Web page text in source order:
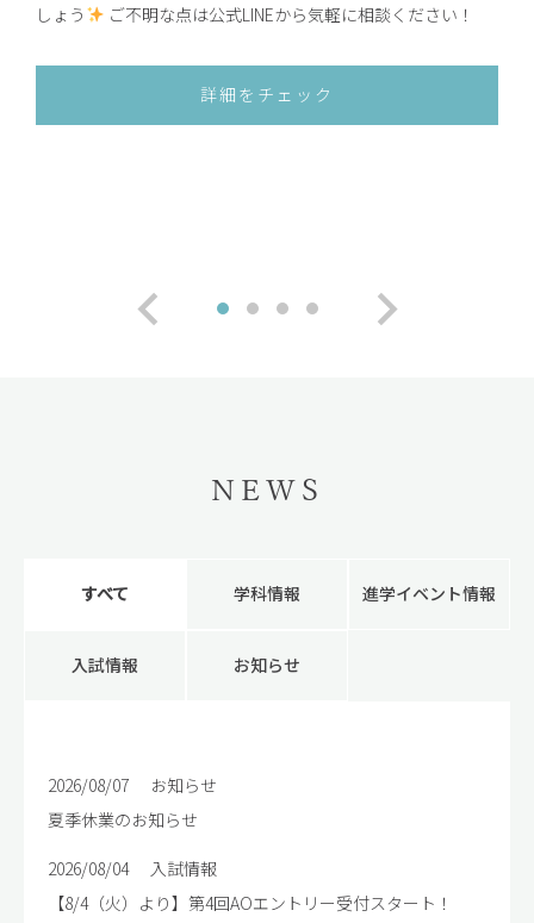
9/1（火）から、AO入学の願書受付がスタートします！ 詳細
イベントをチェック
NEWS
すべて 学科情報 進学イベント情報
入試情報 お知らせ
2026/08/07
お知らせ
夏季休業のお知らせ
2026/08/04
入試情報
【8/4（火）より】第4回AOエントリー受付スタート！